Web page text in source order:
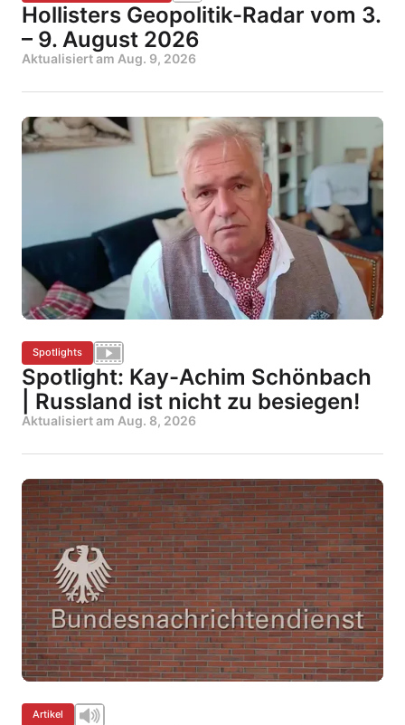
Hollisters Geopolitik-Radar vom 3.
– 9. August 2026
Aktualisiert am Aug. 9, 2026
Spotlights
Spotlight: Kay-Achim Schönbach
| Russland ist nicht zu besiegen!
Aktualisiert am Aug. 8, 2026
Artikel